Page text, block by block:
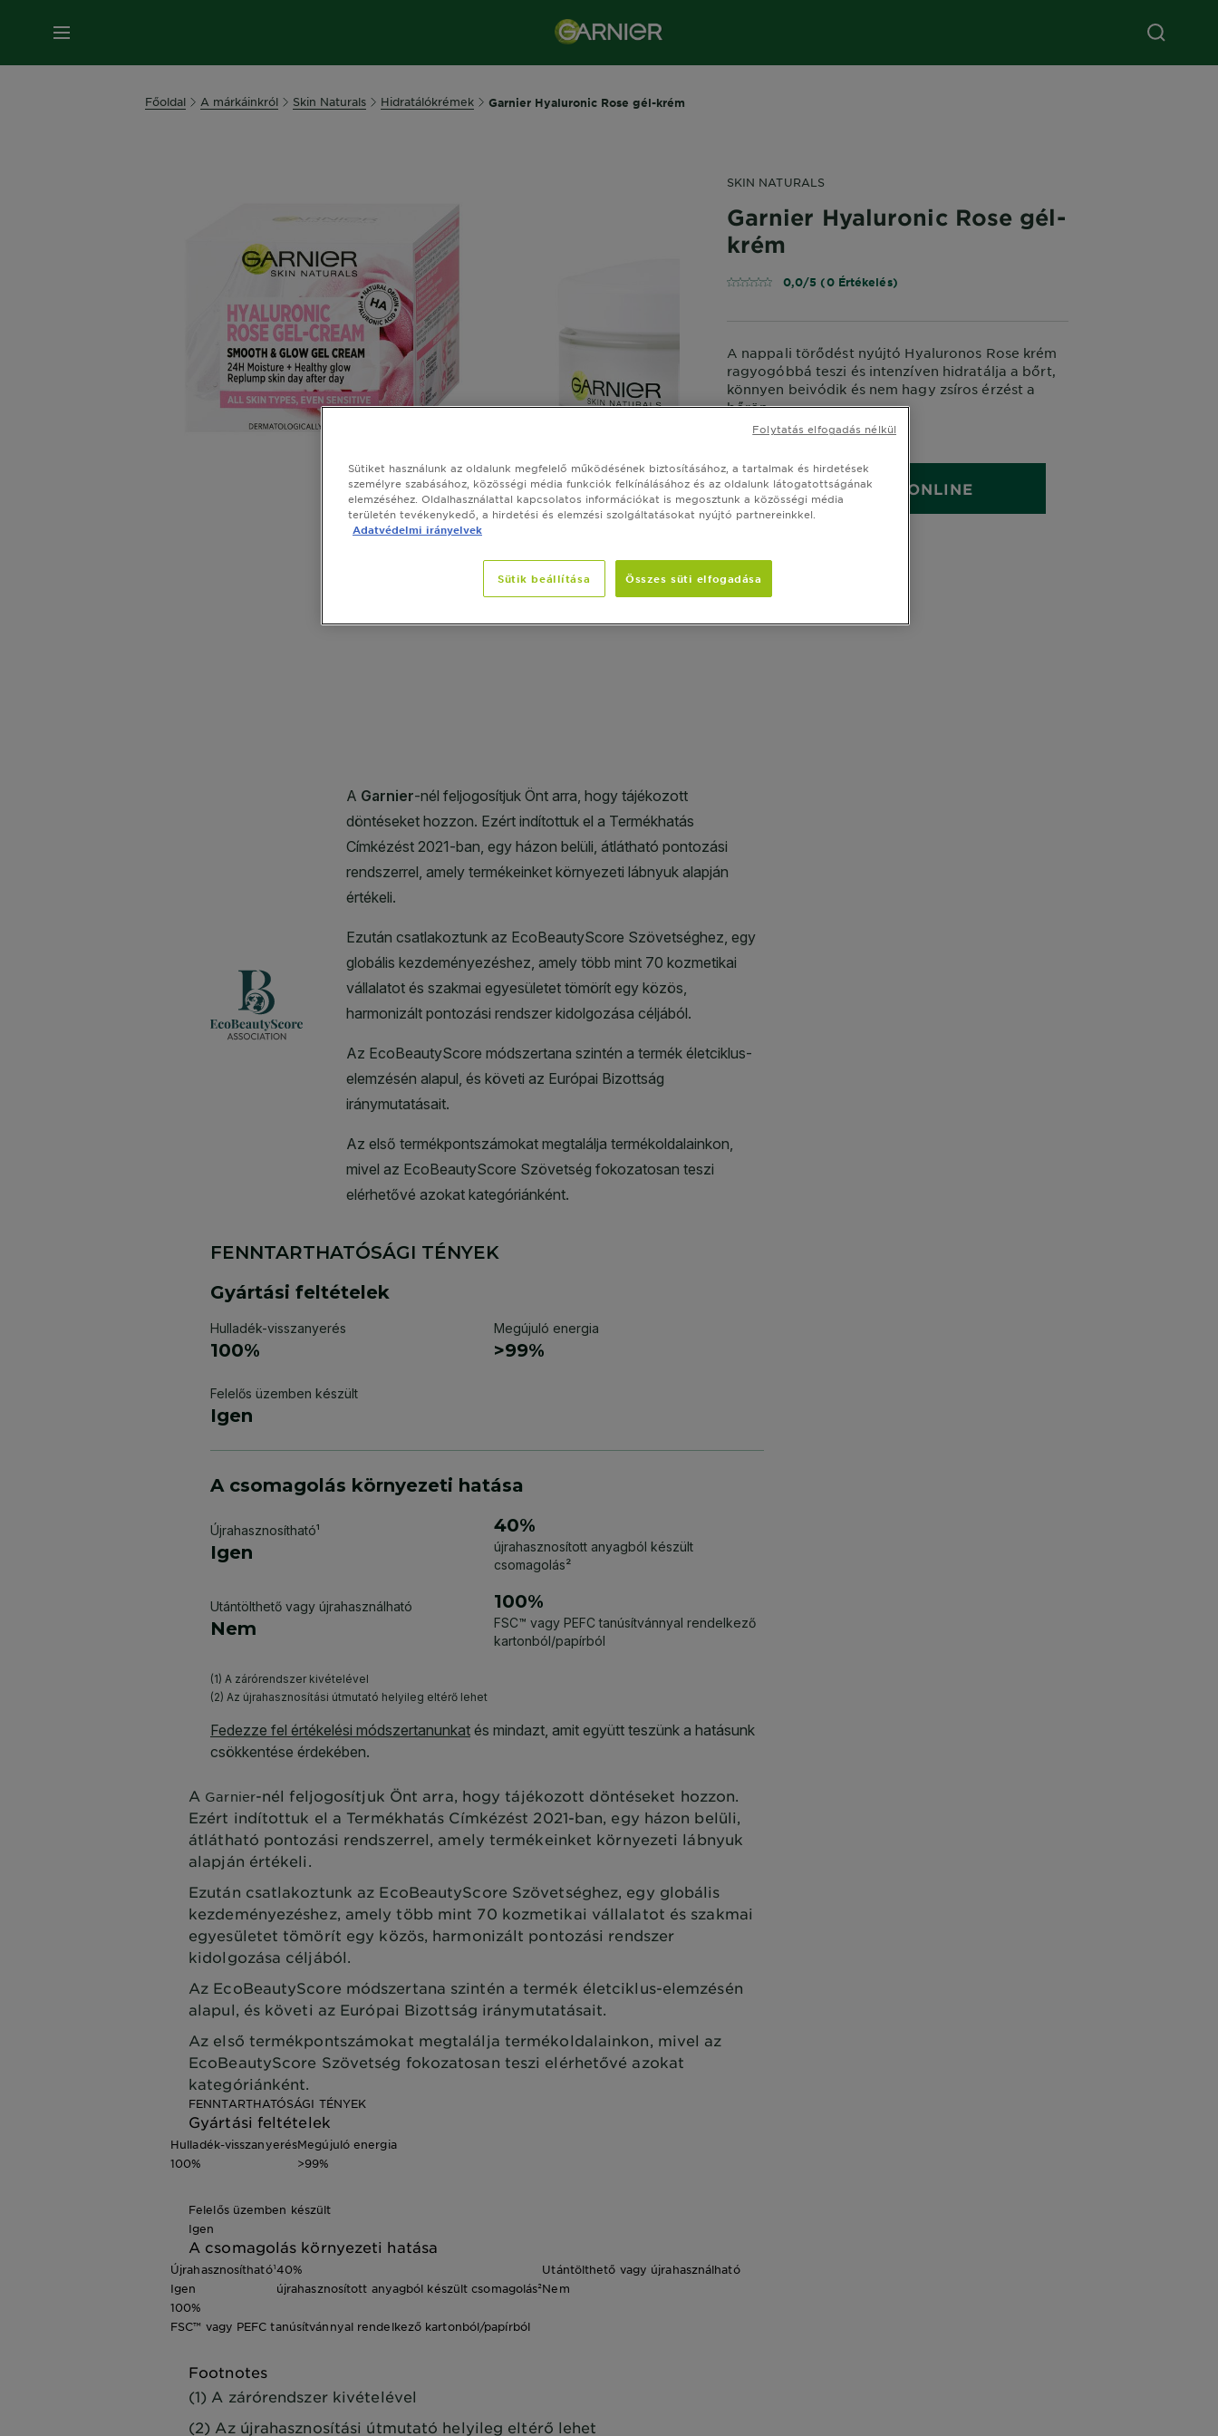
MENÜ
Főoldal A márkáinkról Skin Naturals Hidratálókrémek Garnier Hyaluronic Rose gél-krém
SLIDE 1SLIDE 2SLIDE 3
SLIDE 4
SKIN NATURALS
Garnier Hyaluronic Rose gél-
krém
0,0/5 (0 Értékelés)
A nappali törődést nyújtó Hyaluronos Rose krém
ragyogóbbá teszi és intenzíven hidratálja a bőrt,
könnyen beivódik és nem hagy zsíros érzést a
bőrön.
MÉRET 50ML
VEGYE MEG ONLINE
A Garnier-nél feljogosítjuk Önt arra, hogy tájékozott döntéseket hozzon.
Ezért indítottuk el a Termékhatás Címkézést 2021-ban, egy házon belüli,
átlátható pontozási rendszerrel, amely termékeinket környezeti lábnyuk
alapján értékeli.
Ezután csatlakoztunk az EcoBeautyScore Szövetséghez, egy globális
kezdeményezéshez, amely több mint 70 kozmetikai vállalatot és szakmai
egyesületet tömörít egy közös, harmonizált pontozási rendszer
kidolgozása céljából.
Az EcoBeautyScore módszertana szintén a termék életciklus-elemzésén
alapul, és követi az Európai Bizottság iránymutatásait.
Az első termékpontszámokat megtalálja termékoldalainkon, mivel az
EcoBeautyScore Szövetség fokozatosan teszi elérhetővé azokat
kategóriánként.
FENNTARTHATÓSÁGI TÉNYEK
Gyártási feltételek
Hulladék-visszanyerés
100%
Megújuló energia
>99%
Felelős üzemben készült
Igen
A csomagolás környezeti hatása
Újrahasznosítható¹
Igen
40%
újrahasznosított anyagból készült csomagolás²
Utántölthető vagy újrahasználható
Nem
100%
FSC™ vagy PEFC tanúsítvánnyal rendelkező kartonból/papírból
Footnotes
(1) A zárórendszer kivételével
(2) Az újrahasznosítási útmutató helyileg eltérő lehet
Sütiket használunk az oldalunk megfelelő működésének biztosításához, a tartalmak és hirdetések
személyre szabásához, közösségi média funkciók felkínálásához és az oldalunk látogatottságának
elemzéséhez. Oldalhasználattal kapcsolatos információkat is megosztunk a közösségi média
területén tevékenykedő, a hirdetési és elemzési szolgáltatásokat nyújtó partnereinkkel.
Adatvédelmi irányelvek
Sütik beállítása Összes süti elfogadása
Folytatás elfogadás nélkül